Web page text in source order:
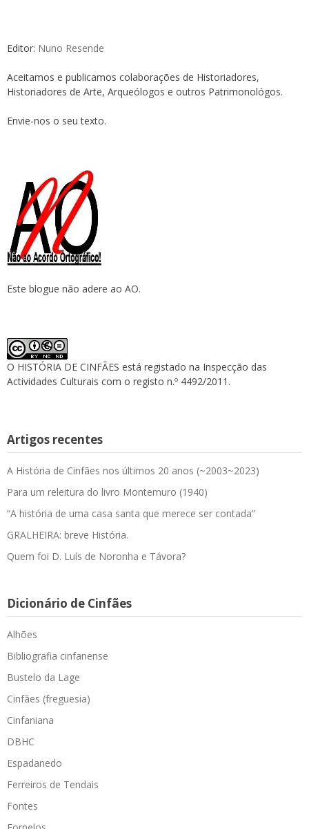
Editor: Nuno Resende
Aceitamos e publicamos colaborações de Historiadores,
Historiadores de Arte, Arqueólogos e outros Patrimonológos.
Envie-nos o seu texto.
Este blogue não adere ao AO.
O HISTÓRIA DE CINFÃES está registado na Inspecção das
Actividades Culturais com o registo n.º 4492/2011.
Artigos recentes
A História de Cinfães nos últimos 20 anos (~2003~2023)
Para um releitura do livro Montemuro (1940)
“A história de uma casa santa que merece ser contada”
GRALHEIRA: breve História.
Quem foi D. Luís de Noronha e Távora?
Dicionário de Cinfães
Alhões
Bibliografia cinfanense
Bustelo da Lage
Cinfães (freguesia)
Cinfaniana
DBHC
Espadanedo
Ferreiros de Tendais
Fontes